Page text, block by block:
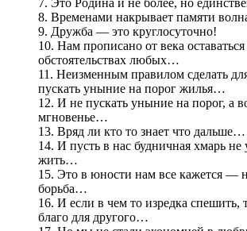
7. Это Родина и не более, но
8. Временами накрывает памяти
9. Дружба — это круглосуточно!
10. Нам прописано от века
обстоятельствах любых…
11. Неизменным правилом сделать
пускать уныние на порог жилья…
12. И не пускать уныние на порог, а
мгновенье…
13. Вряд ли кто то знает что дальше…
14. И пусть в нас будничная хмарь не
жить…
15. Это в юности нам все кажется —
борьба…
16. И если в чем то изредка спешить,
благо для другого…